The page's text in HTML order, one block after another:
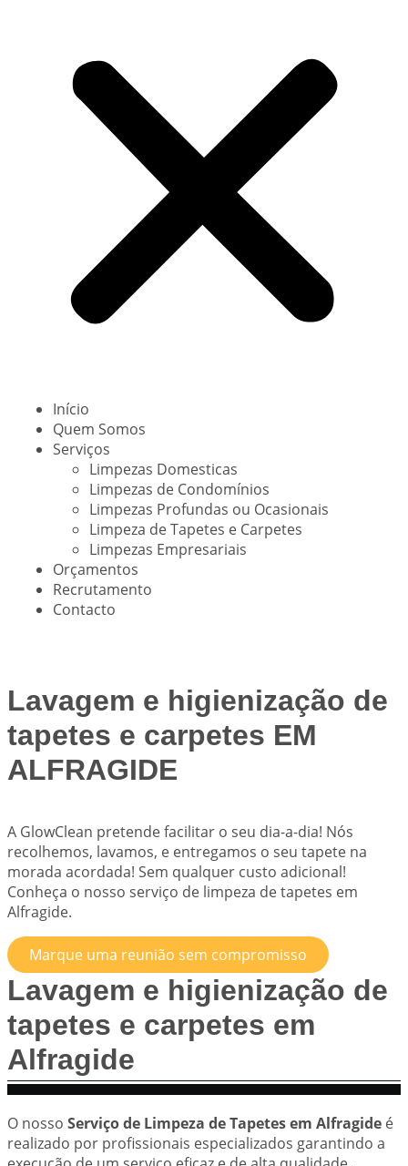
Início
Quem Somos
Serviços
Limpezas Domesticas
Limpezas de Condomínios
Limpezas Profundas ou Ocasionais
Limpeza de Tapetes e Carpetes
Limpezas Empresariais
Orçamentos
Recrutamento
Contacto
Lavagem e higienização de
tapetes e carpetes EM
ALFRAGIDE
A GlowClean pretende facilitar o seu dia-a-dia! Nós
recolhemos, lavamos, e entregamos o seu tapete na
morada acordada! Sem qualquer custo adicional!
Conheça o nosso serviço de limpeza de tapetes em
Alfragide.
Marque uma reunião sem compromisso
Lavagem e higienização de
tapetes e carpetes em
Alfragide
O nosso Serviço de Limpeza de Tapetes em Alfragide é
realizado por profissionais especializados garantindo a